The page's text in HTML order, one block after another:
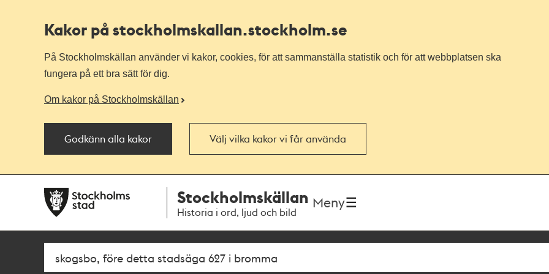
Kakor på stockholmskallan.stockholm.se
På Stockholmskällan använder vi kakor, cookies, för att sammanställa statistik och för att webbplatsen ska
fungera på ett bra sätt för dig.
Om kakor på Stockholmskällan
Godkänn alla kakor Välj vilka kakor vi får använda
navigationen
huvudinnehållet
Stockholmskällan
Historia i ord, ljud och bild
Meny
Sök